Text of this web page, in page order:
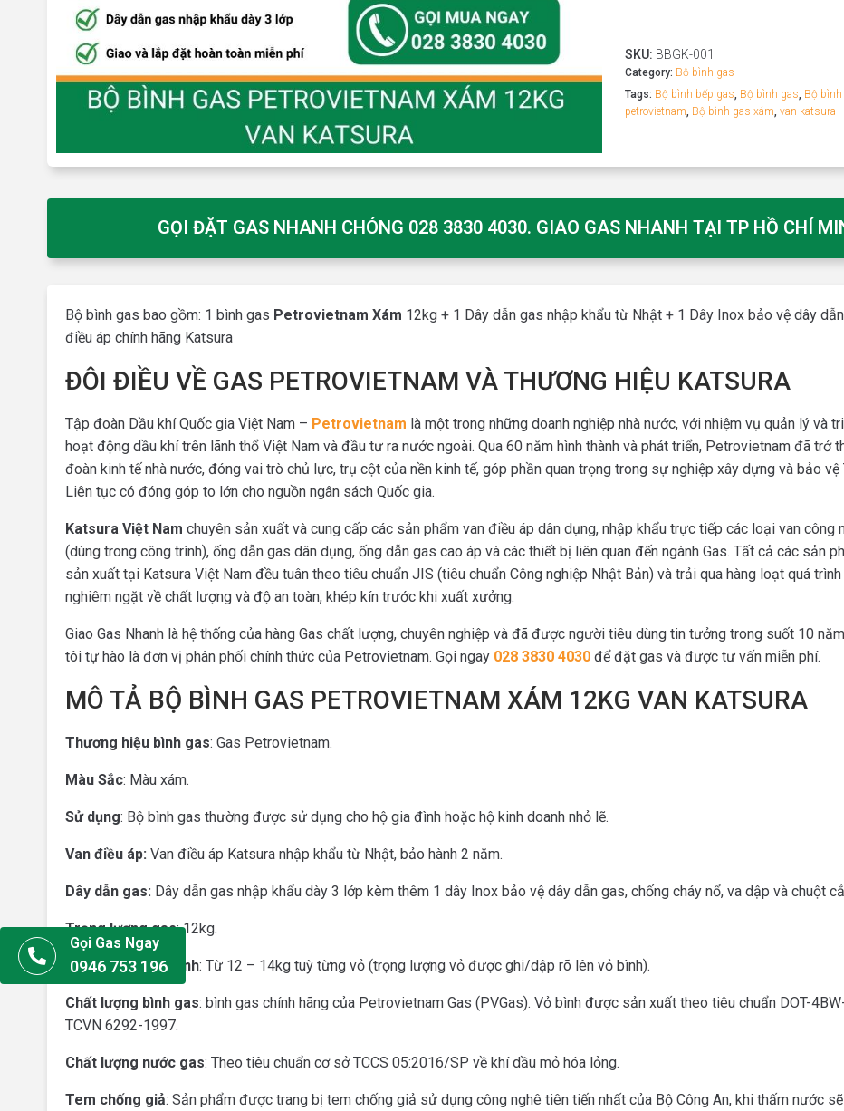
SKU: BBGK-001
Category: Bộ bình gas
Tags: Bộ bình bếp gas, Bộ bình gas, Bộ
petrovietnam, Bộ bình gas xám, van katsura
GỌI ĐẶT GAS NHANH CHÓNG 028 3830 4030. GIAO GAS NHANH TẠI TP HỒ CHÍ
Bộ bình gas bao gồm: 1 bình gas Petrovietnam Xám 12kg + 1 Dây dẫn gas nhập khẩu từ Nhật + 1 Dây Inox bảo vệ dây
điều áp chính hãng Katsura
ĐÔI ĐIỀU VỀ GAS PETROVIETNAM VÀ THƯƠNG HIỆU KATSURA
​Tập đoàn Dầu khí Quốc gia Việt Nam – Petrovietnam là một trong những doanh nghiệp nhà nước, với nhiệm vụ quản lý và
hoạt động dầu khí trên lãnh thổ Việt Nam và đầu tư ra nước ngoài. Qua 60 năm hình thành và phát triển, Petrovietnam đã trở
đoàn kinh tế nhà nước, đóng vai trò chủ lực, trụ cột của nền kinh tế, góp phần quan trọng trong sự nghiệp xây dựng và bảo vệ
Liên tục có đóng góp to lớn cho nguồn ngân sách Quốc gia.
Katsura Việt Nam chuyên sản xuất và cung cấp các sản phẩm van điều áp dân dụng, nhập khẩu trực tiếp các loại van công
(dùng trong công trình), ống dẫn gas dân dụng, ống dẫn gas cao áp và các thiết bị liên quan đến ngành Gas. Tất cả các sản
sản xuất tại Katsura Việt Nam đều tuân theo tiêu chuẩn JIS (tiêu chuẩn Công nghiệp Nhật Bản) và trải qua hàng loạt quá
nghiêm ngặt về chất lượng và độ an toàn, khép kín trước khi xuất xưởng.
Giao Gas Nhanh là hệ thống của hàng Gas chất lượng, chuyên nghiệp và đã được người tiêu dùng tin tưởng trong suốt 10
tôi tự hào là đơn vị phân phối chính thức của Petrovietnam. Gọi ngay 028 3830 4030 để đặt gas và được tư vấn miễn phí.
MÔ TẢ BỘ BÌNH GAS PETROVIETNAM XÁM 12KG VAN KATSURA
Thương hiệu bình gas: Gas Petrovietnam.
Màu Sắc: Màu xám.
Sử dụng: Bộ bình gas thường được sử dụng cho hộ gia đình hoặc hộ kinh doanh nhỏ lẽ.
Van điều áp: Van điều áp Katsura nhập khẩu từ Nhật, bảo hành 2 năm.
Dây dẫn gas: Dây dẫn gas nhập khẩu dày 3 lớp kèm thêm 1 dây Inox bảo vệ dây dẫn gas, chống cháy nổ, va dập và chuột
Trọng lượng gas: 12kg.
Trọng lượng vỏ bình: Từ 12 – 14kg tuỳ từng vỏ (trọng lượng vỏ được ghi/dập rõ lên vỏ bình).
Chất lượng bình gas: bình gas chính hãng của Petrovietnam Gas (PVGas). Vỏ bình được sản xuất theo tiêu chuẩn DOT-
TCVN 6292-1997.
Chất lượng nước gas: Theo tiêu chuẩn cơ sở TCCS 05:2016/SP về khí dầu mỏ hóa lỏng.
Tem chống giả: Sản phẩm được trang bị tem chống giả sử dụng công nghê tiên tiến nhất của Bộ Công An, khi thấm nước
Gọi Gas Ngay
0946 753 196